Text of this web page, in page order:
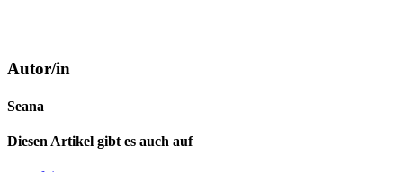
Autor/in
Seana
Diesen Artikel gibt es auch auf